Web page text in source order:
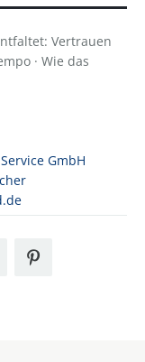
Vertrauen
· Wie das
GmbH